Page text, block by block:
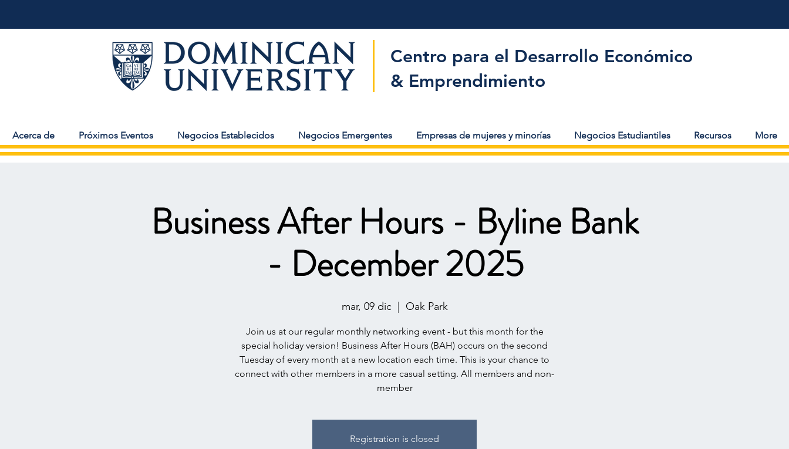
Centro para el Desarrollo Económico
& Emprendimiento
Acerca de Próximos Eventos Negocios Establecidos Negocios Emergentes Empresas de mujeres y minorías Negocios Estudiantiles Recursos More
Business After Hours - Byline Bank
- December 2025
mar, 09 dic
  |
Oak Park
Join us at our regular monthly networking event - but this month for the
special holiday version! Business After Hours (BAH) occurs on the second
Tuesday of every month at a new location each time. This is your chance to
connect with other members in a more casual setting. All members and non-
member
Registration is closed